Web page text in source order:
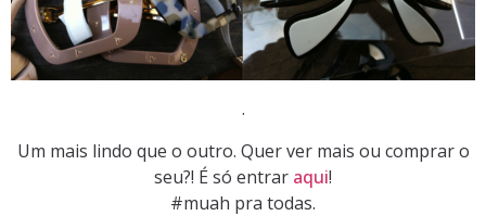
.
Um mais lindo que o outro. Quer ver mais ou comprar o
seu?! É só entrar aqui!
#muah pra todas.